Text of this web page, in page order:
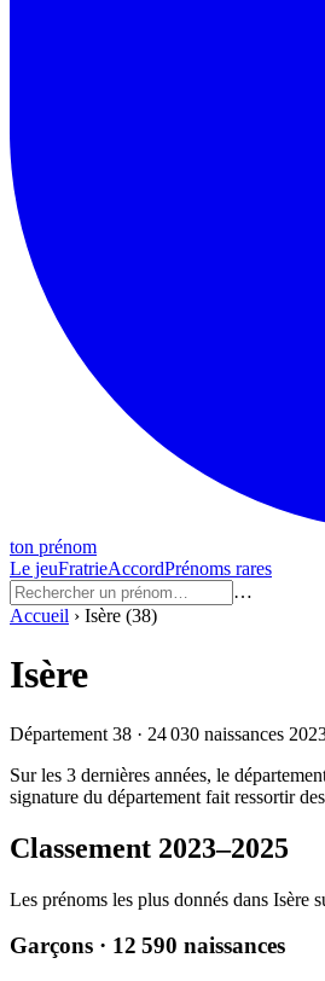
ton prénom
Le jeuFratrieAccordPrénoms rares
…
Accueil › Isère (38)
Isère
Département 38 · 24 030 naissances
Sur les 3 dernières années, le
signature du département fait ressortir
Classement 2023–2025
Les prénoms les plus donnés dans Isère
Garçons · 12 590 naissances